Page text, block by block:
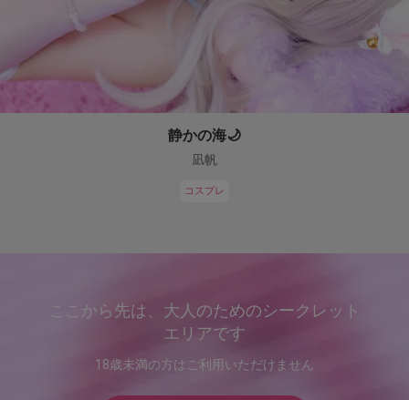
静かの海🌙
凪帆
コスプレ
ここから先は、大人のためのシークレット
エリアです
18歳未満の方はご利用いただけません